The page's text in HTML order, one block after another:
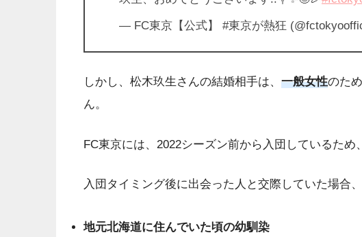
— FC東京【公式】 #東京が熱狂
しかし、松木玖生さんの結婚相手は、 一般女性のた
ん。
FC東京には、2022シーズン前から入団しているため、
入団タイミング後に出会った人と交際していた場合
地元北海道に住んでいた頃の幼馴染